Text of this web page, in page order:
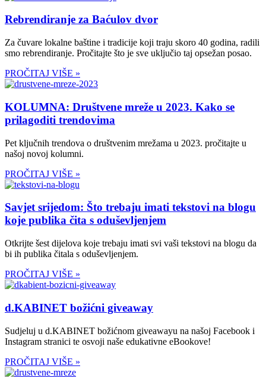
Rebrendiranje za Baćulov dvor
Za čuvare lokalne baštine i tradicije koji traju skoro 40 godina, radili
smo rebrendiranje. Pročitajte što je sve uključio taj opsežan posao.
PROČITAJ VIŠE »
KOLUMNA: Društvene mreže u 2023. Kako se
prilagoditi trendovima
Pet ključnih trendova o društvenim mrežama u 2023. pročitajte u
našoj novoj kolumni.
PROČITAJ VIŠE »
Savjet srijedom: Što trebaju imati tekstovi na blogu
koje publika čita s oduševljenjem
Otkrijte šest dijelova koje trebaju imati svi vaši tekstovi na blogu da
bi ih publika čitala s oduševljenjem.
PROČITAJ VIŠE »
d.KABINET božićni giveaway
Sudjeluj u d.KABINET božićnom giveawayu na našoj Facebook i
Instagram stranici te osvoji naše edukativne eBookove!
PROČITAJ VIŠE »